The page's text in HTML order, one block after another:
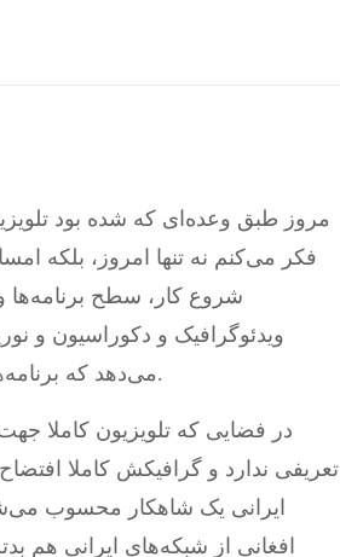
مروز طبق وعده‌ای که شده بود
فکر می‌کنم نه تنها امروز، بلکه
شروع کار، سطح برنامه‌ها و
ویدئوگرافیک و دکوراسیون و
می‌دهد که برنامه‌های مختلف را یک تیم کاملا حرفه‌ای و تقریبا یکدست ساخته‌اند.
در فضایی که تلویزیون کاملا
تعریفی ندارد و گرافیکش کاملا
ایرانی یک شاهکار محسوب